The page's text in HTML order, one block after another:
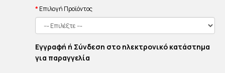
Επιλογή Προϊόντος
Εγγραφή ή Σύνδεση στο ηλεκτρονικό κατάστημα
για παραγγελία